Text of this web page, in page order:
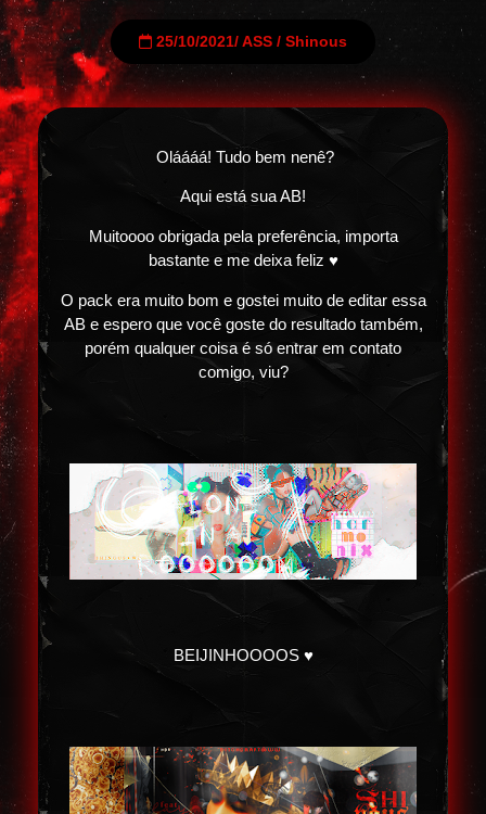
25/10/2021/ ASS / Shinous
Oláááá! Tudo bem nenê?
Aqui está sua AB!
Muitoooo obrigada pela preferência, importa
bastante e me deixa feliz ♥
O pack era muito bom e gostei muito de editar essa
AB e espero que você goste do resultado também,
porém qualquer coisa é só entrar em contato
comigo, viu?
BEIJINHOOOOS ♥